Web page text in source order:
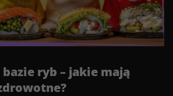
ryb – jakie mają